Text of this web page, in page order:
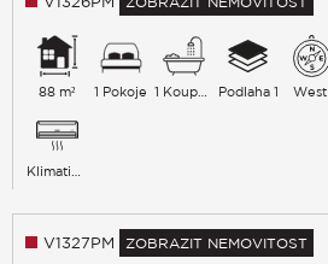
88 m² 1 Pokoje 1 Koupelna Podlaha 1 West
V1327PM ZOBRAZIT NEMOVITOST